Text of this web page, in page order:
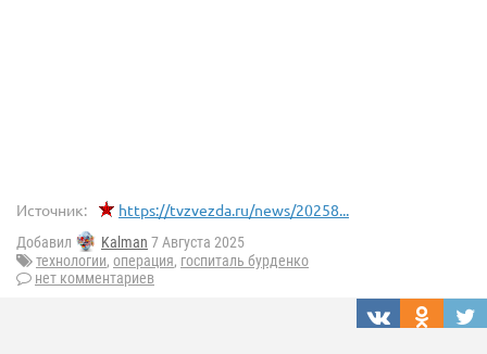
Источник: https://tvzvezda.ru/news/20258...
Добавил Kalman 7 Августа 2025
технологии, операция, госпиталь бурденко
нет комментариев